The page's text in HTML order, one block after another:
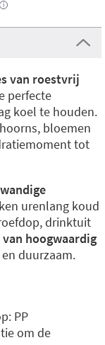
i
van roestvrij
perfecte
koel te houden.
bloemen
tot
urenlang koud
drinktuit
van hoogwaardig
duurzaam.
PP
om de